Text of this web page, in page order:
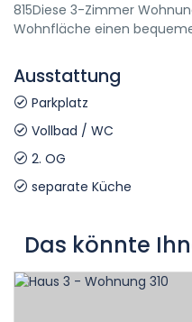
815Diese 3-Zimmer
Wohnfläche einen
Ausstattung
Parkplatz
Vollbad / WC
2. OG
separate Küche
Das könnte